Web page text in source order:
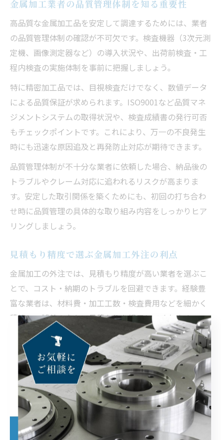
金属加工業者の品質管理体制を知る重要性
高品質な金属加工品を安定して調達するためには、業者
の品質管理体制の確認が不可欠です。検査機器（3次元測
定機、画像測定器など）の導入状況や、出荷前検査・工
程内検査の実施体制を事前に把握しましょう。
特に精密加工品では、目視検査だけでなく、数値データ
による品質保証が求められます。ISO9001など品質マネ
ジメントシステムの取得状況や、検査成績書の発行可否
もチェックポイントです。これにより、万一の不良発生
時にも迅速な原因追及と再発防止対応が期待できます。
品質管理体制が不十分な業者に依頼した場合、納品後の
トラブルやクレーム対応に追われるリスクが高まりま
す。安定した取引関係を築くためにも、初回の打ち合わ
せ時に品質管理の具体的な取り組み内容をしっかりヒア
リングしましょう。
見積もり精度で選ぶ金属加工外注の利点
金属加工の外注では、見積もり精度が高い業者を選ぶこ
とで、コスト・納期のトラブルを回避できます。経験豊
富な業者は、材料費・加工工数・検査費用などを細かく
積算し、誤差の少ない見積もりを提示してくれます。
見積もり内容が曖昧な場合、後から追加費用が発生した
り、納期がずれ込むことが多くなります。見積もり依頼
時には、図面・数量・希望納期・使用材料・表面処理な
ど、詳細な情報を伝え、業者がどこまで正確に反映でき
るかを確認しましょう。
見積もりの迅速さや、質問への対応力も業者選定の大切
なポイントです。複数社で相見積もりを取り、内容の妥